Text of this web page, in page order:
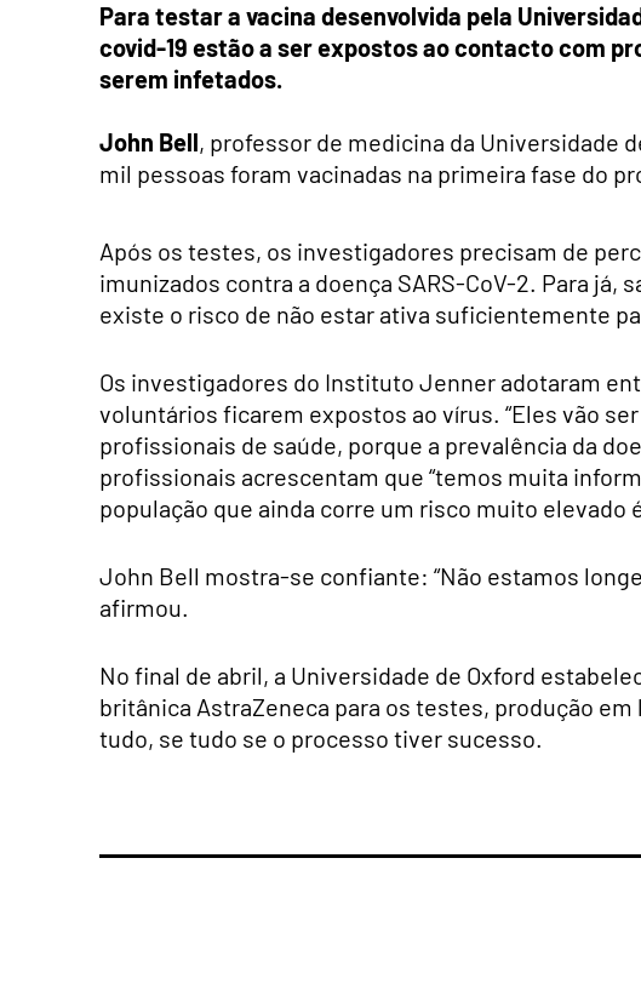
Para testar a vacina desenvolvida pela
covid-19 estão a ser expostos ao contacto com
serem infetados.
John Bell, professor de medicina da Universidade
mil pessoas foram vacinadas na primeira fase do
Após os testes, os investigadores precisam de
imunizados contra a doença SARS-CoV-2. Para já,
existe o risco de não estar ativa suficientemente
Os investigadores do Instituto Jenner adotaram
voluntários ficarem expostos ao vírus. “Eles vão
profissionais de saúde, porque a prevalência da
profissionais acrescentam que “temos muita
população que ainda corre um risco muito elevado
John Bell mostra-se confiante: “Não estamos
afirmou.
No final de abril, a Universidade de Oxford
britânica AstraZeneca para os testes, produção
tudo, se tudo se o processo tiver sucesso.